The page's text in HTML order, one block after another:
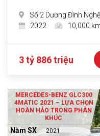
Số 2 Dương Đình
2022
10,000
3 tỷ 886 triệu
MERCEDES-BENZ GLC300
4MATIC 2021 – LỰA CHỌN
HOÀN HẢO TRONG PHÂN
KHÚC
Năm SX 2021